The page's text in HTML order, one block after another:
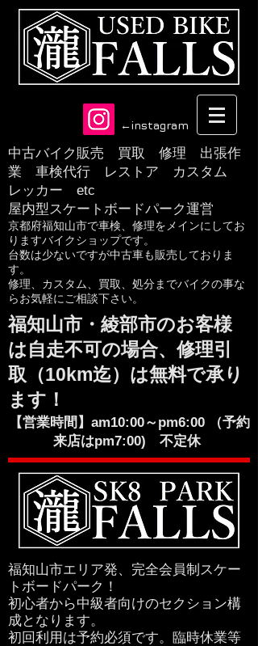
​←instagram
中古バイク販売 買取 修理 出張作
業 車検代行 レストア カスタム
レッカー etc
​屋内型スケートボードパーク運営
京都府福知山市で車検、修理をメインにしてお
りますバイクショップです。
​台数は少ないですが中古車も販売しておりま
す。
​修理、カスタム、買取、処分までバイクの事な
らお気軽にご相談下さい。
福知山市・綾部市のお客様
は自走不可の場合、修理引
取（10km迄）は無料で承り
ます！
【営業時間】am10:00～pm6:00 （予約
来店はpm7:00) 不定休
​福知山市エリア発、完全会員制スケー
トボードパーク！
​初心者から中級者向けのセクション構
成となります。
初回利用は予約必須です。臨時休業等